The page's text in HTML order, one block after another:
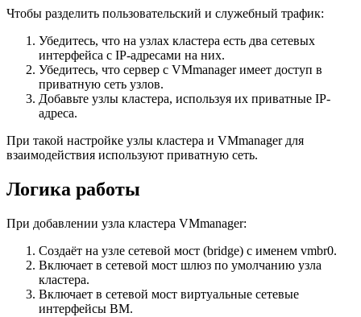
Чтобы разделить пользовательский и служебный трафик:
Убедитесь, что на узлах кластера есть два сетевых
интерфейса с IP-адресами на них.
Убедитесь, что сервер с VMmanager имеет доступ в
приватную сеть узлов.
Добавьте узлы кластера, используя их приватные IP-
адреса.
При такой настройке узлы кластера и VMmanager для
взаимодействия используют приватную сеть.
Логика работы
При добавлении узла кластера VMmanager:
Создаёт на узле сетевой мост (bridge) с именем vmbr0.
Включает в сетевой мост шлюз по умолчанию узла
кластера.
Включает в сетевой мост виртуальные сетевые
интерфейсы ВМ.